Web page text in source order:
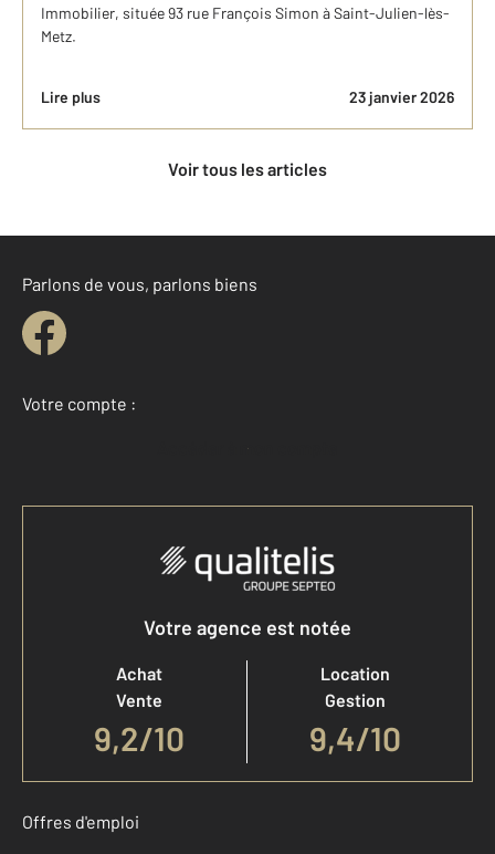
Immobilier, située 93 rue François Simon à Saint-Julien-lès-
Metz.
Lire plus 23 janvier 2026
Voir tous les articles
Parlons de vous, parlons biens
Votre compte :
Accéder à mon compte
Votre agence est notée
Achat
Vente
9,2/10
Location
Gestion
9,4/10
Offres d'emploi